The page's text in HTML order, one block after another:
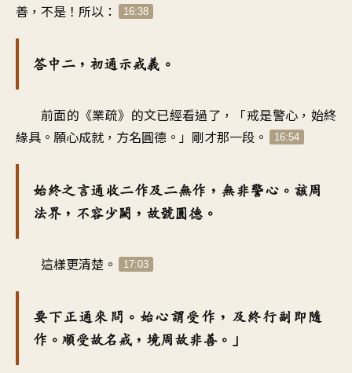
善，不是！所以：
16:38
答中二，初通示戒義。
前面的《業疏》的文已經看過了，「戒是警心，始終
緣具。願心成就，方名圓德。」剛才那一段。
16:54
始終之言通收二作及二無作，無非警心。該周
法界，不容少闕，故號圓德。
這樣更清楚。 17:03
要下正通來問。始心謂受作，及終行副即隨
作。順受故名戒，境周故非善。」